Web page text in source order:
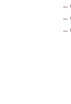
–
–
–